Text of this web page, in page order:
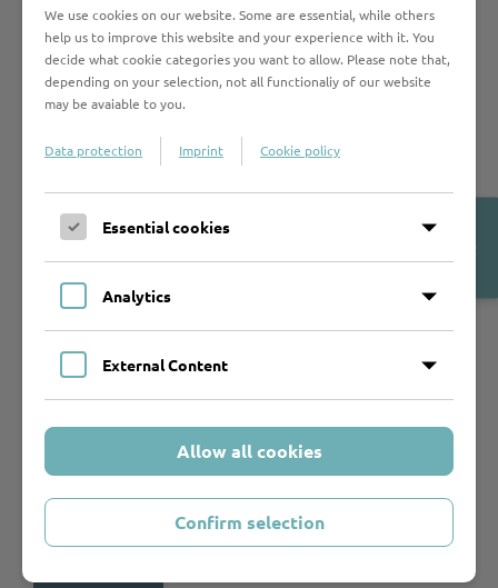
Mann-Denkmal „Strassen Namen
Leuchten“ in München
Denkmal für die Schriftstellerfamilie Mann vor, das
voraussichtlich im Herbst 2021 eingeweiht wird. Die
Installation trägt den Titel „Strassen Namen Leuchten“.
Ziel des Künstlers ist es, Straßenschilder mit Namen
entsprechenden Straßenleuchten aus verschiedenen
die Internationalität und Strahlkraft der Familie zum
Ausdruck zu bringen.
Mehr erfahren
We use cookies on our website. Some are essential, while others
help us to improve this website and your experience with it. You
decide what cookie categories you want to allow. Please note that,
depending on your selection, not all functionaliy of our website
may be avaiable to you.
Data protection Imprint Cookie policy
Essential cookies
Analytics
External Content
Allow all cookies
Confirm selection
Open
Banner